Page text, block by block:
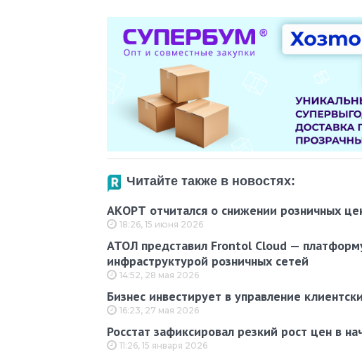
Читайте также в новостях:
АКОРТ отчитался о снижении розничных
18:26, 15 июня 2026
АТОЛ представил Frontol Cloud —
инфраструктурой розничных сетей
14:52, 28 мая 2026
Бизнес инвестирует в управление
16:23, 27 мая 2026
Росстат зафиксировал резкий рост цен в
11:26, 15 января 2026